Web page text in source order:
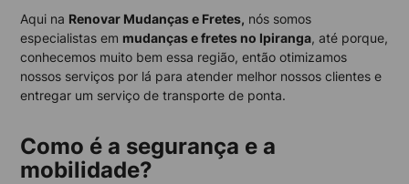
Aqui na Renovar Mudanças e Fretes, nós somos
especialistas em mudanças e fretes no Ipiranga, até porque,
conhecemos muito bem essa região, então otimizamos
nossos serviços por lá para atender melhor nossos clientes e
entregar um serviço de transporte de ponta.
Como é a segurança e a
mobilidade?